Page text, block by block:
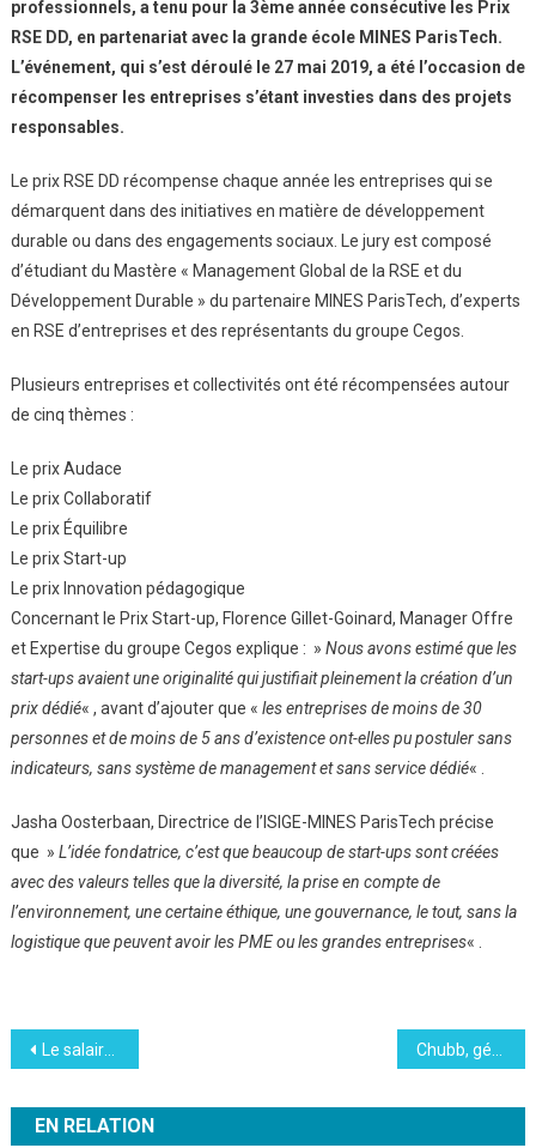
DD
Par
Cegos
Et
:
Récompenser
Engagements
professionnels, a tenu pour la 3ème année consécutive les Prix
RSE DD, en partenariat avec la grande école MINES ParisTech.
L’événement, qui s’est déroulé le 27 mai 2019, a été l’occasion de
récompenser les entreprises s’étant investies dans des projets
responsables.
Le prix RSE DD récompense chaque année les entreprises qui se
démarquent dans des initiatives en matière de développement
durable ou dans des engagements sociaux. Le jury est composé
d’étudiant du Mastère « Management Global de la RSE et du
Développement Durable » du partenaire MINES ParisTech, d’experts
en RSE d’entreprises et des représentants du groupe Cegos.
Plusieurs entreprises et collectivités ont été récompensées autour
de cinq thèmes :
Le prix Audace
Le prix Collaboratif
Le prix Équilibre
Le prix Start-up
Le prix Innovation pédagogique
Concernant le Prix Start-up, Florence Gillet-Goinard, Manager Offre
et Expertise du groupe Cegos explique : » Nous avons estimé que les
start-ups avaient une originalité qui justifiait pleinement la création d’un
prix dédié« , avant d’ajouter que « les entreprises de moins de 30
personnes et de moins de 5 ans d’existence ont-elles pu postuler sans
indicateurs, sans système de management et sans service dédié« .
Jasha Oosterbaan, Directrice de l’ISIGE-MINES ParisTech précise
que » L’idée fondatrice, c’est que beaucoup de start-ups sont créées
avec des valeurs telles que la diversité, la prise en compte de
l’environnement, une certaine éthique, une gouvernance, le tout, sans la
logistique que peuvent avoir les PME ou les grandes entreprises« .
Navigation
de
Le salaire du dirigeant d’Hermès soumis aux critères RSE de l’entreprise
EN RELATION